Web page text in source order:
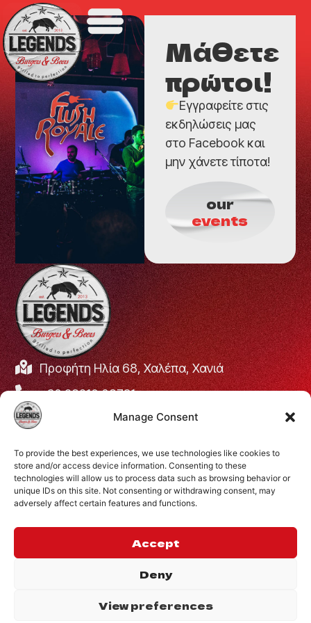
Manage Consent
To provide the best experiences, we use technologies like cookies to
store and/or access device information. Consenting to these
technologies will allow us to process data such as browsing behavior or
unique IDs on this site. Not consenting or withdrawing consent, may
adversely affect certain features and functions.
Accept
Deny
View preferences
Μάθετε
πρώτοι!
Εγγραφείτε στις
εκδηλώσεις μας
στο Facebook και
μην χάνετε τίποτα!
our
events
Προφήτη Ηλία 68, Χαλέπα, Χανιά
+30 28210 08731
info@legendsburgers.gr
Δευτέρα με Παρασκευή16:00 – 24:00
Σάββατο14:00 – 24:00
Κυριακή12:00 – 24:00
ΣΥΝΔΕΘΕΙΤΕ ΜΑΖΙ
©2024 Legends.Privacy Policy. Website by